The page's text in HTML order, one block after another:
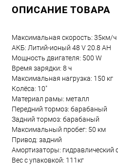
ОПИСАНИЕ ТОВАРА
Максимальная скорость: 35км/ч
АКБ: Литий-ионый 48 V 20.8 АН
Мощность двигателя: 500 W
Время зарядки: 8 ч
Максимальная нагрузка: 150 кг
Колёса: 10"
Материал рамы: металл
Передний тормоз: барабаный
Задний тормоз: барабаный
Максимальный пробег: 50 км
Привод: задний
Амортизаторы: гидравлический
Вес с упаковкой: 111кг